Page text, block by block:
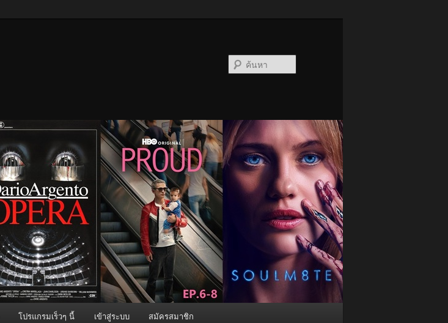
โปรแกรมเร็วๆ นี้ เข้าสู่ระบบ สมัครสมาชิก